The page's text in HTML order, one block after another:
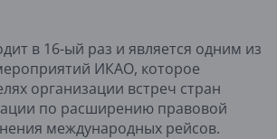
в 16-ый раз и является одним из
ИКАО, которое
организации встреч стран
по расширению правовой
международных рейсов.